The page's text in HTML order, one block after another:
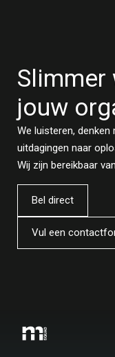
Slimmer
jouw
We luisteren, denken
uitdagingen naar
Wij zijn bereikbaar
Bel direct
Vul een